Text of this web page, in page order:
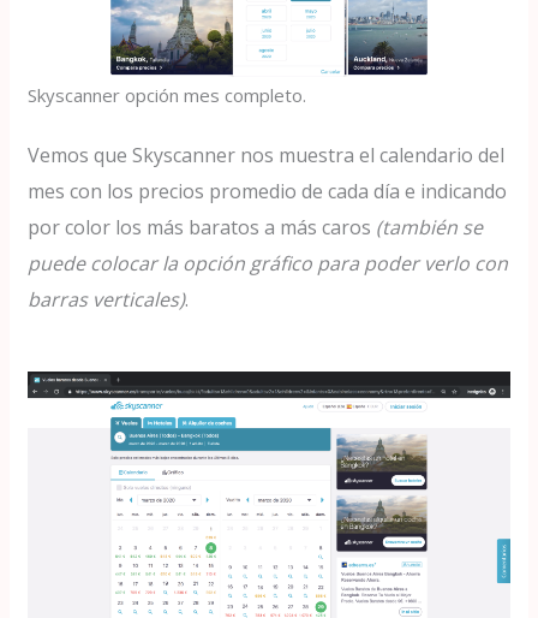
Skyscanner opción mes completo.
Vemos que Skyscanner nos muestra el calendario del
mes con los precios promedio de cada día e indicando
por color los más baratos a más caros (también se
puede colocar la opción gráfico para poder verlo con
barras verticales).